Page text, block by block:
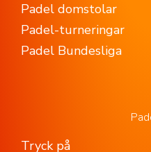
Padel domstolar
Padel-turneringar
Padel Bundesliga
Tryck på